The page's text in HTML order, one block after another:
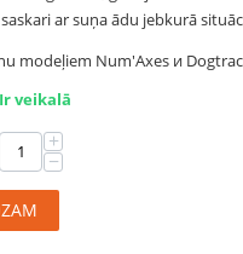
ar suņa ādu jebkurā
modeļiem Num'Axes и
Ir veikalā
+
−